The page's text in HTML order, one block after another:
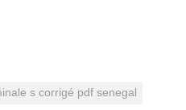
s corrigé pdf senegal